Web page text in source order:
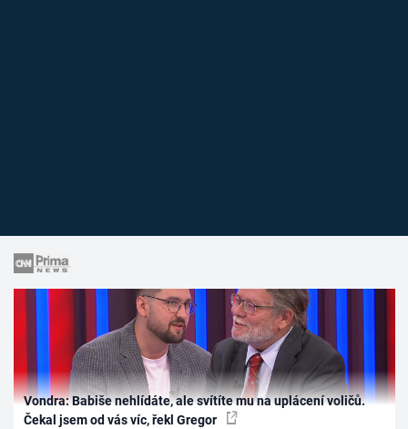
Vondra: Babiše nehlídáte, ale svítíte mu na uplácení voličů.
Čekal jsem od vás víc, řekl Gregor